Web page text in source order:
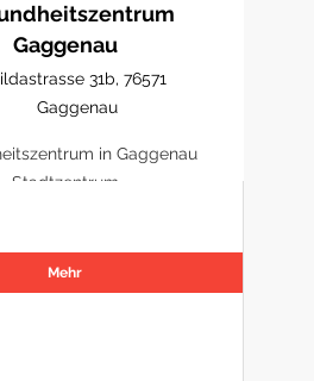
Gaggenau
31b, 76571
Gaggenau
in Gaggenau
Stadtzentrum
Mehr